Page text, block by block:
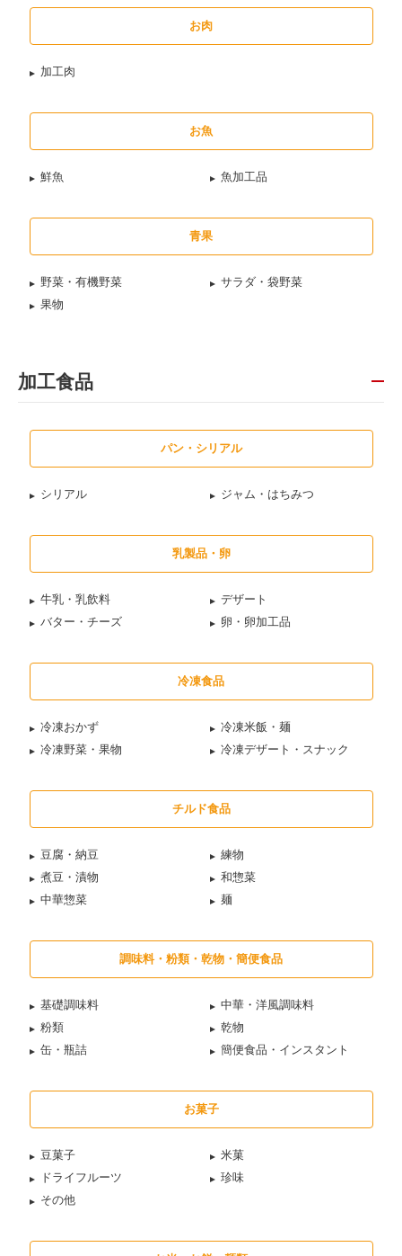
お肉
加工肉
お魚
鮮魚 魚加工品
青果
野菜・有機野菜
サラダ・袋野菜
果物
加工食品
パン・シリアル
シリアル ジャム・はちみつ
乳製品・卵
牛乳・乳飲料
デザート
バター・チーズ
卵・卵加工品
冷凍食品
冷凍おかず
冷凍米飯・麺
冷凍野菜・果物
冷凍デザート・スナック
チルド食品
豆腐・納豆
練物
煮豆・漬物
和惣菜
中華惣菜
麺
調味料・粉類・乾物・簡便食品
基礎調味料
中華・洋風調味料
粉類
乾物
缶・瓶詰
簡便食品・インスタント
お菓子
豆菓子
米菓
ドライフルーツ
珍味
その他